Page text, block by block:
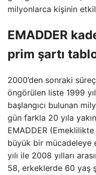
milyonlarca kişinin
EMADDER
prim şartı
2000’den sonraki
öngörülen liste 1999
başlangıcı bulunan
gün farkla 20 yıla
EMADDER
büyük bir mücadeleye
yılı ile 2008 yılları
58, erkeklerde 60 yaş